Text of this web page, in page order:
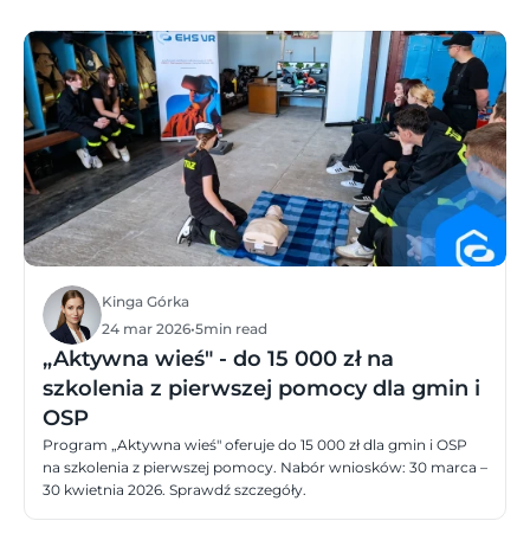
Kinga Górka
24 mar 2026•5min read
„Aktywna wieś" - do 15 000 zł na
szkolenia z pierwszej pomocy dla gmin i
OSP
Program „Aktywna wieś" oferuje do 15 000 zł dla gmin i OSP
na szkolenia z pierwszej pomocy. Nabór wniosków: 30 marca –
30 kwietnia 2026. Sprawdź szczegóły.